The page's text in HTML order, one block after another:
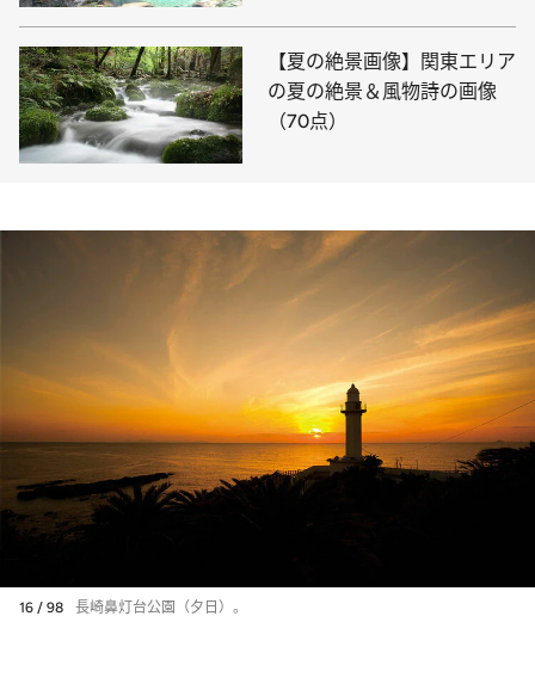
【夏の絶景画像】関東エリア
の夏の絶景＆風物詩の画像
（70点）
16 / 98 長崎鼻灯台公園（夕日）。